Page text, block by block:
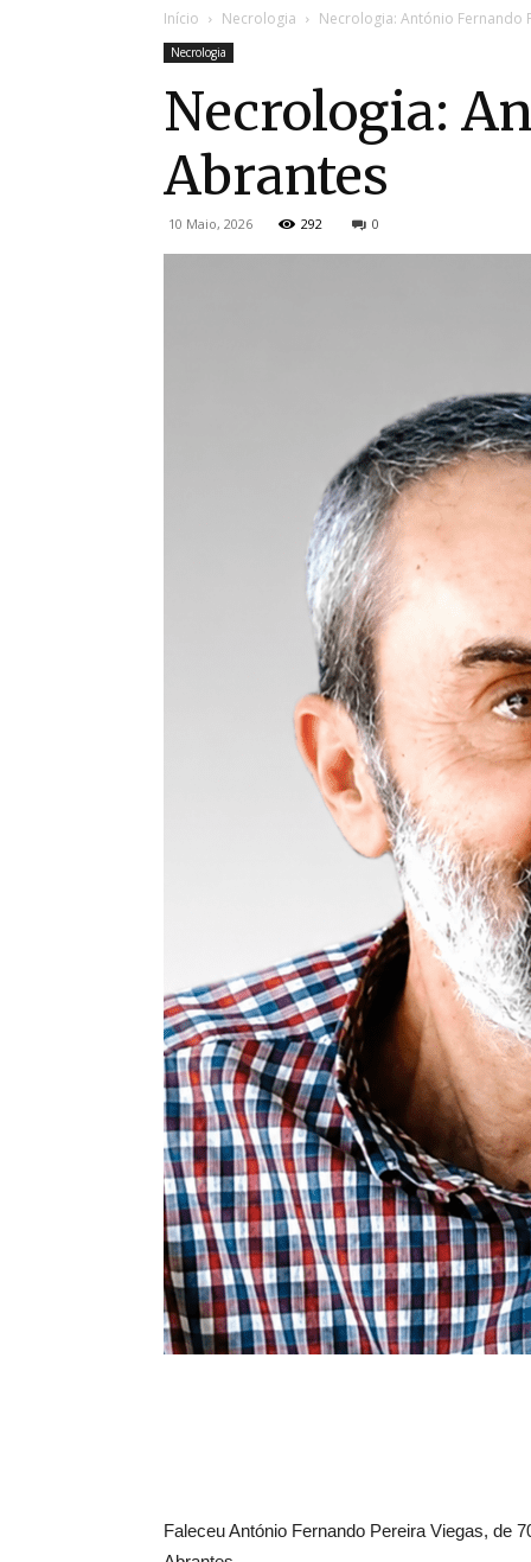
Início Necrologia Necrologia: António Fernando
Necrologia
Necrologia:
Abrantes
10 Maio, 2026 292 0
Faleceu António Fernando Pereira Viegas, de